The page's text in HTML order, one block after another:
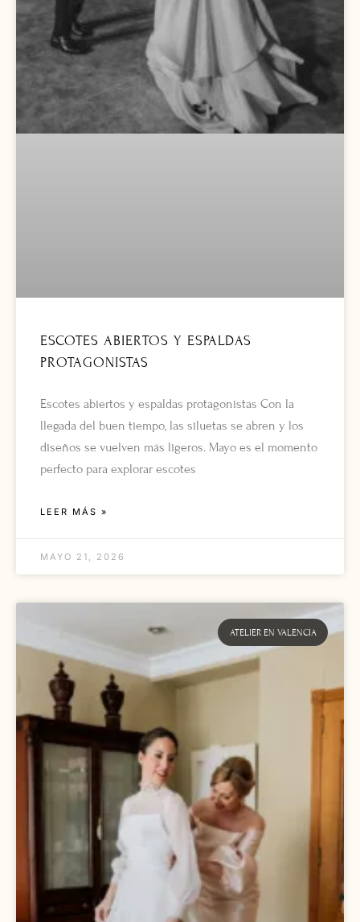
ESCOTES ABIERTOS Y ESPALDAS
PROTAGONISTAS
Escotes abiertos y espaldas protagonistas Con la
llegada del buen tiempo, las siluetas se abren y los
diseños se vuelven más ligeros. Mayo es el momento
perfecto para explorar escotes
LEER MÁS »
MAYO 21, 2026
ATELIER EN VALENCIA